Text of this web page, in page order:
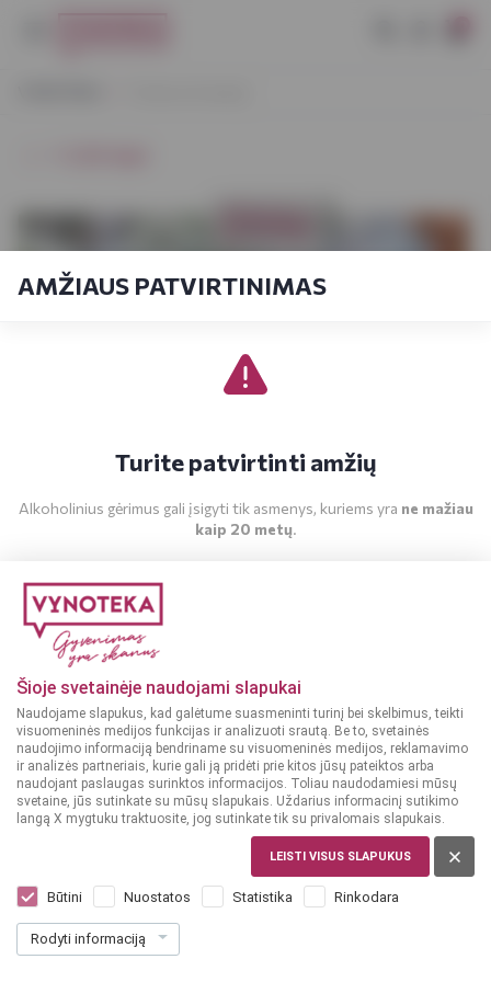
Šioje svetainėje naudojami slapukai
Naudojame slapukus, kad galėtume suasmeninti turinį bei skelbimus, teikti
visuomeninės medijos funkcijas ir analizuoti srautą. Be to, svetainės
naudojimo informaciją bendriname su visuomeninės medijos, reklamavimo
ir analizės partneriais, kurie gali ją pridėti prie kitos jūsų pateiktos arba
naudojant paslaugas surinktos informacijos. Toliau naudodamiesi mūsų
svetaine, jūs sutinkate su mūsų slapukais. Uždarius informacinį sutikimo
langą X mygtuku traktuosite, jog sutinkate tik su privalomais slapukais.
LEISTI VISUS SLAPUKUS
Būtini Nuostatos Statistika Rinkodara
Rodyti informaciją
AMŽIAUS PATVIRTINIMAS
Turite patvirtinti amžių
Alkoholinius gėrimus gali įsigyti tik asmenys, kuriems yra ne mažiau
kaip 20 metų.
Pranešimai 2016-08-09
Tostas už vasarą!
Įsimintiną, įdomią ir kupiną gerų emocijų!
Įsimintiną, įdomią ir kupiną gerų emocijų!